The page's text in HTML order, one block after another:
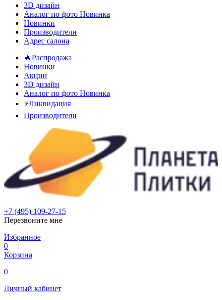
3D дизайн
Аналог по фото Новинка
Новинки
Производители
Адрес салона
🔥Распродажа
Новинки
Акции
3D дизайн
Аналог по фото Новинка
⚡Ликвидация
Производители
+7 (495) 109-27-15
Перезвоните мне
Избранное
0
Корзина
0
Личный кабинет